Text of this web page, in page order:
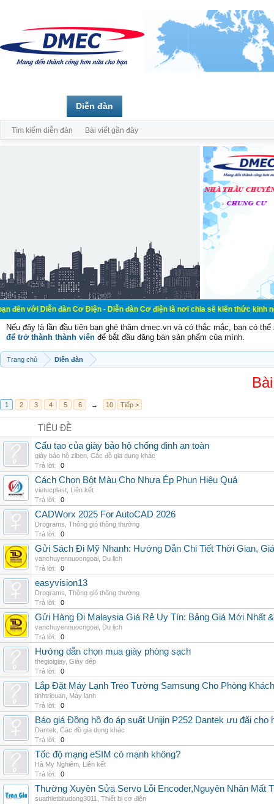
đàn Cơ Điện - Diễn đàn Cơ điện là nơi chia sẽ kiến thức kinh nghiệm
Nếu đây là lần đầu tiên bạn ghé thăm dmec.vn và có thắc mắc, bạn có
để trở thành thành viên để bắt đầu đăng bán sản phẩm của mình.
Trang chủ Diễn đàn
1 2 3 4 5 6 → 10 Tiếp >
TIÊU ĐỀ
Cấu tạo của giày bảo hộ chống đinh an toàn
giày bảo hộ ziben Các đồ gia dụng khác
Trả lời:
0
Cách Chọn Bột Màu Cho Nhựa Ép Phun Hiệu Quả
vietucplast Liên kết
Trả lời:
0
CADWorx 2025 For AutoCAD 2026
Drograms Thông gió thông thường
Trả lời:
0
Gửi Sách Đi Mỹ Nhanh: Hướng Dẫn Chi Tiết Thời Gian,
vanchuyennuocngoai Du lịch
Trả lời:
0
easyvision13
Drograms Thông gió thông thường
Trả lời:
0
Gửi Hàng Đi Malaysia Giá Rẻ Uy Tín: Bảng Giá Mới Nhất
vanchuyennuocngoai Du lịch
Trả lời:
0
Hướng dẫn chọn mua giày phòng sạch
thegioigiay, Giày dép
Trả lời:
0
Lắp Đặt Máy Lạnh Treo Tường Samsung Cho Phòng Khách
tinhtrieuan Máy lạnh
Trả lời:
0
Báo giá Đồng hồ đo áp suất Unijin P252 Dantek ưu đãi cho
Dantek Các đồ gia dụng khác
Trả lời:
0
Tốc độ mạng eSIM có mạnh không?
Hà My Nghiêm Liên kết
Trả lời:
0
Thường Xuyên Sửa Servo Lỗi Encoder,Nguyên Nhân Mất
suathietbitudong3011
Thiết bị cơ điện
Diễn đàn
Tìm kiếm diễn đàn Bài viết gần đây